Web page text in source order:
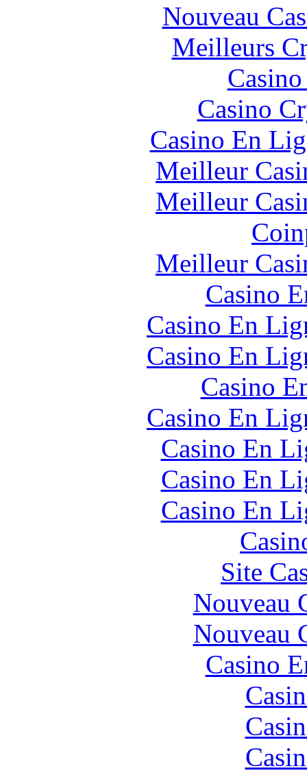
Nouveau
Meilleurs
Casino
Casino En
Meilleur
Meilleur
Meilleur
Casino
Casino En
Casino En
Casino
Casino En
Casino En
Casino En
Casino En
Site
Nouveau
Nouveau
Casino